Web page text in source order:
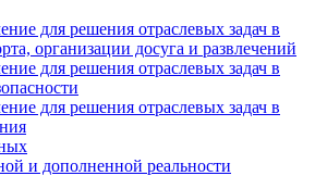
для решения отраслевых задач в
организации досуга и развлечений
для решения отраслевых задач в
для решения отраслевых задач в
и дополненной реальности